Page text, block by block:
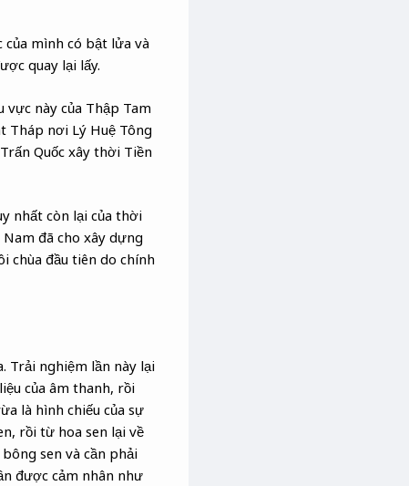
mình có bật lửa và
quay lại lấy.
này của Thập Tam
Tháp nơi Lý Huệ Tông
Quốc xây thời Tiền
nhất còn lại của thời
đã cho xây dựng
chùa đầu tiên do chính
Trải nghiệm lần này lại
của âm thanh, rồi
là hình chiếu của sự
rồi từ hoa sen lại về
sen và cần phải
được cảm nhân như